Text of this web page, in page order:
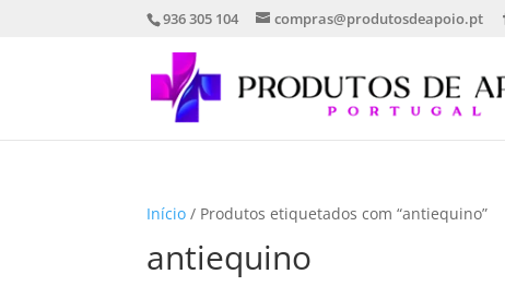
936 305 104 compras@produtosdeapoio.pt
Início / Produtos etiquetados com “antiequino”
antiequino